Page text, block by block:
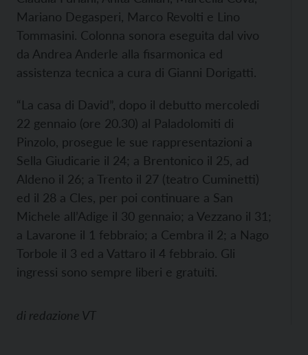
Mariano Degasperi, Marco Revolti e Lino
Tommasini. Colonna sonora eseguita dal vivo
da Andrea Anderle alla fisarmonica ed
assistenza tecnica a cura di Gianni Dorigatti.
“La casa di David”, dopo il debutto mercoledi
22 gennaio (ore 20.30) al Paladolomiti di
Pinzolo, prosegue le sue rappresentazioni a
Sella Giudicarie il 24; a Brentonico il 25, ad
Aldeno il 26; a Trento il 27 (teatro Cuminetti)
ed il 28 a Cles, per poi continuare a San
Michele all’Adige il 30 gennaio; a Vezzano il 31;
a Lavarone il 1 febbraio; a Cembra il 2; a Nago
Torbole il 3 ed a Vattaro il 4 febbraio. Gli
ingressi sono sempre liberi e gratuiti.
di redazione VT